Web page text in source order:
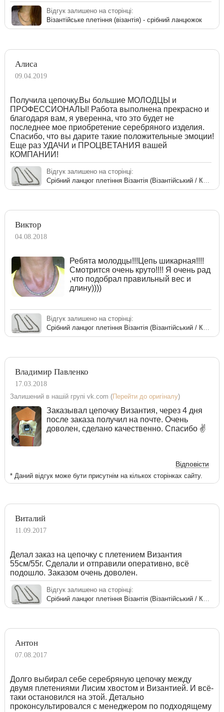
Відгук залишено на сторінці:
Візантійське плетіння (візантія) - срібний ланцюжок
Алиса
09.04.2019
Получила цепочку.Вы большие МОЛОДЦЫ и
ПРОФЕССИОНАЛЫ! Работа выполнена прекрасно и
благодаря вам, я уверенна, что это будет не
последнее мое приобретение серебряного изделия.
Спасибо, что вы дарите такие положительные эмоции!
Еще раз УДАЧИ и ПРОЦВЕТАНИЯ вашей
КОМПАНИИ!
Відгук залишено на сторінці:
Виктор
04.08.2018
Ребята молодцы!!!Цепь шикарная!!!!
Смотрится очень круто!!!! Я очень рад
,что подобрал правильный вес и
длину))))
Відгук залишено на сторінці:
Владимир Павленко
17.03.2018
Залишений в нашій групі vk.com (Перейти до оригіналу)
Заказывал цепочку Византия, через 4 дня
после заказа получил на почте. Очень
доволен, сделано качественно. Спасибо ✌
Відповісти
* Даний відгук може бути присутнім на кількох сторінках сайту.
Виталий
11.09.2017
Делал заказ на цепочку с плетением Византия
55см/55г. Сделали и отправили оперативно, всё
подошло. Заказом очень доволен.
Відгук залишено на сторінці:
Антон
07.08.2017
Долго выбирал себе серебряную цепочку между
двумя плетениями Лисим хвостом и Византией. И всё-
таки остановился на этой. Детально
проконсультировался с менеджером по подходящему